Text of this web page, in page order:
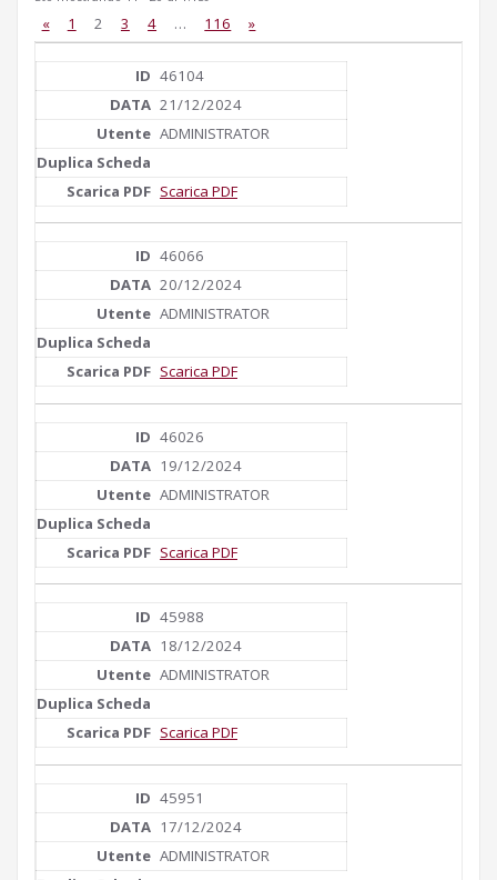
« 1 2 3 4 … 116 »
46104
21/12/2024
ADMINISTRATOR
Scarica PDF
46066
20/12/2024
ADMINISTRATOR
Scarica PDF
46026
19/12/2024
ADMINISTRATOR
Scarica PDF
45988
18/12/2024
ADMINISTRATOR
Scarica PDF
45951
17/12/2024
ADMINISTRATOR